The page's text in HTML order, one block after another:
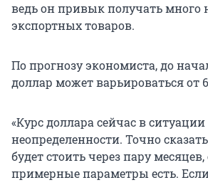
ведь он привык получать много
экспортных товаров.
По прогнозу экономиста, до
доллар может варьироваться от
«Курс доллара сейчас в ситуации
неопределенности. Точно
будет стоить через пару
примерные параметры есть.